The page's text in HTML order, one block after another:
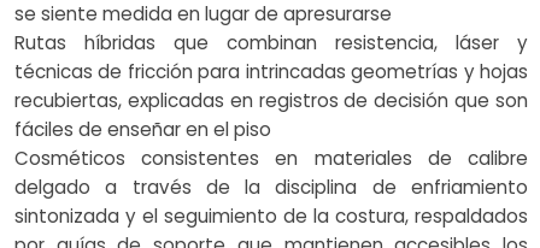
se siente medida en lugar de apresurarse
Rutas híbridas que combinan resistencia, láser y
técnicas de fricción para intrincadas geometrías y hojas
recubiertas, explicadas en registros de decisión que son
fáciles de enseñar en el piso
Cosméticos consistentes en materiales de calibre
delgado a través de la disciplina de enfriamiento
sintonizada y el seguimiento de la costura, respaldados